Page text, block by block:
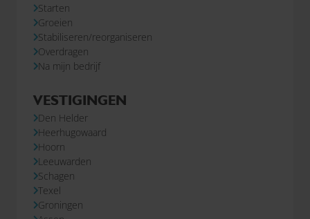
Starten
Groeien
Stabiliseren/reorganiseren
Overdragen
Na mijn bedrijf
VESTIGINGEN
Den Helder
Heerhugowaard
Hoorn
Leeuwarden
Schagen
Texel
Groningen